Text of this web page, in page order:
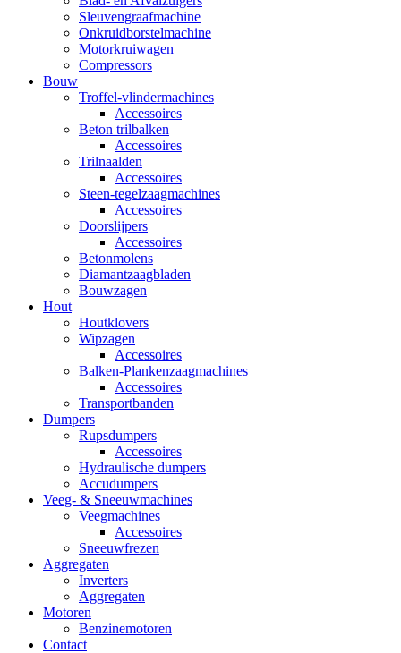
Sleuvengraafmachine
Onkruidborstelmachine
Motorkruiwagen
Compressors
Bouw
Troffel-vlindermachines
Accessoires
Beton trilbalken
Accessoires
Trilnaalden
Accessoires
Steen-tegelzaagmachines
Accessoires
Doorslijpers
Accessoires
Betonmolens
Diamantzaagbladen
Bouwzagen
Hout
Houtklovers
Wipzagen
Accessoires
Balken-Plankenzaagmachines
Accessoires
Transportbanden
Dumpers
Rupsdumpers
Accessoires
Hydraulische dumpers
Accudumpers
Veeg- & Sneeuwmachines
Veegmachines
Accessoires
Sneeuwfrezen
Aggregaten
Inverters
Aggregaten
Motoren
Benzinemotoren
Contact